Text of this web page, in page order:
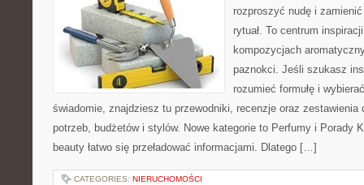
rozproszyć nudę i
rytuał. To centrum
kompozycjach
paznokci. Jeśli szukasz
rozumieć formułę i
świadomie, znajdziesz tu przewodniki, recenzje oraz zestawienia
potrzeb, budżetów i stylów. Nowe kategorie to Perfumy i Porady
beauty łatwo się przeładować informacjami. Dlatego […]
CATEGORIES: NIERUCHOMOŚCI